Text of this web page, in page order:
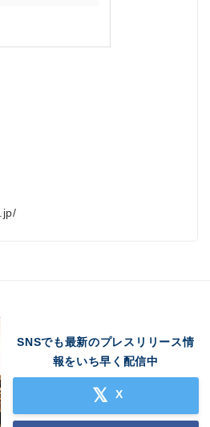
SNSでも最新のプレスリリース情
報をいち早く配信中
X